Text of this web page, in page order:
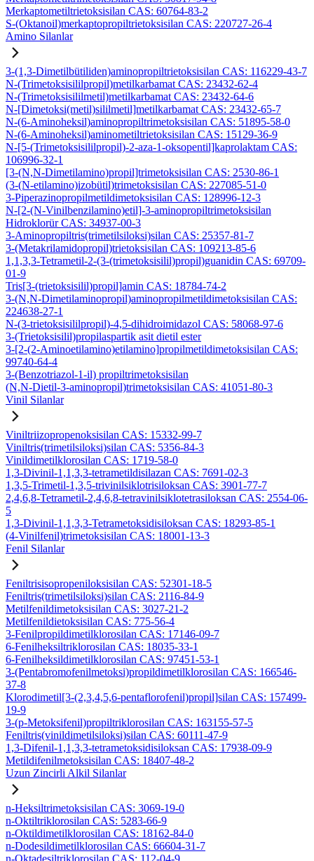
Merkaptometiltrietoksisilan CAS: 60764-83-2
S-(Oktanoil)merkaptopropiltrietoksisilan CAS: 220727-26-4
Amino Silanlar
3-(1,3-Dimetilbütiliden)aminopropiltrietoksisilan CAS: 116229-43-7
N-(Trimetoksisililpropil)metilkarbamat CAS: 23432-62-4
N-(Trimetoksisililmetil)metilkarbamat CAS: 23432-64-6
N-[Dimetoksi(metil)sililmetil]metilkarbamat CAS: 23432-65-7
N-(6-Aminoheksil)aminopropiltrimetoksisilan CAS: 51895-58-0
N-(6-Aminoheksil)aminometiltrietoksisilan CAS: 15129-36-9
N-[5-(Trimetoksisililpropil)-2-aza-1-oksopentil]kaprolaktam CAS:
106996-32-1
[3-(N,N-Dimetilamino)propil]trimetoksisilan CAS: 2530-86-1
(3-(N-etilamino)izobütil)trimetoksisilan CAS: 227085-51-0
3-Piperazinopropilmetildimetoksisilan CAS: 128996-12-3
N-[2-(N-Vinilbenzilamino)etil]-3-aminopropiltrimetoksisilan
Hidroklorür CAS: 34937-00-3
3-Aminopropiltris(trimetilsiloksi)silan CAS: 25357-81-7
3-(Metakrilamidopropil)trietoksisilan CAS: 109213-85-6
1,1,3,3-Tetrametil-2-(3-(trimetoksisilil)propil)guanidin CAS: 69709-
01-9
Tris[3-(trietoksisilil)propil]amin CAS: 18784-74-2
3-(N,N-Dimetilaminopropil)aminopropilmetildimetoksisilan CAS:
224638-27-1
N-(3-trietoksisililpropil)-4,5-dihidroimidazol CAS: 58068-97-6
3-(Trietoksisilil)propilaspartik asit dietil ester
3-[2-(2-Aminoetilamino)etilamino]propilmetildimetoksisilan CAS:
99740-64-4
3-(Benzotriazol-1-il) propiltrimetoksisilan
(N,N-Dietil-3-aminopropil)trimetoksisilan CAS: 41051-80-3
Vinil Silanlar
Viniltriizopropenoksisilan CAS: 15332-99-7
Viniltris(trimetilsiloksi)silan CAS: 5356-84-3
Vinildimetilklorosilan CAS: 1719-58-0
1,3-Divinil-1,1,3,3-tetrametildisilazan CAS: 7691-02-3
1,3,5-Trimetil-1,3,5-trivinilsiklotrisiloksan CAS: 3901-77-7
2,4,6,8-Tetrametil-2,4,6,8-tetravinilsiklotetrasiloksan CAS: 2554-06-
5
1,3-Divinil-1,1,3,3-Tetrametoksidisiloksan CAS: 18293-85-1
(4-Vinilfenil)trimetoksisilan CAS: 18001-13-3
Fenil Silanlar
Feniltrisisopropeniloksisilan CAS: 52301-18-5
Feniltris(trimetilsiloksi)silan CAS: 2116-84-9
Metilfenildimetoksisilan CAS: 3027-21-2
Metilfenildietoksisilan CAS: 775-56-4
3-Fenilpropildimetilklorosilan CAS: 17146-09-7
6-Fenilheksiltriklorosilan CAS: 18035-33-1
6-Fenilheksildimetilklorosilan CAS: 97451-53-1
3-(Pentabromofenilmetoksi)propildimetilklorosilan CAS: 166546-
37-8
Klorodimetil[3-(2,3,4,5,6-pentaflorofenil)propil]silan CAS: 157499-
19-9
3-(p-Metoksifenil)propiltriklorosilan CAS: 163155-57-5
Feniltris(vinildimetilsiloksi)silan CAS: 60111-47-9
1,3-Difenil-1,1,3,3-tetrametoksidisiloksan CAS: 17938-09-9
Metildifenilmetoksisilan CAS: 18407-48-2
Uzun Zincirli Alkil Silanlar
n-Heksiltrimetoksisilan CAS: 3069-19-0
n-Oktiltriklorosilan CAS: 5283-66-9
n-Oktildimetilklorosilan CAS: 18162-84-0
n-Dodesildimetilklorosilan CAS: 66604-31-7
n-Oktadesiltriklorosilan CAS: 112-04-9